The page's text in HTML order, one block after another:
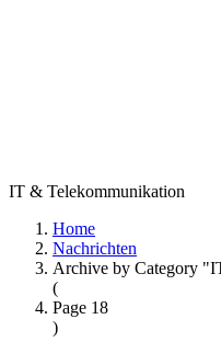
IT & Telekommunikation
Home
Nachrichten
Archive by Category
(
Page 18
)